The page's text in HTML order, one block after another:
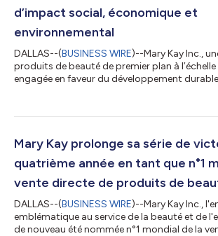
d’impact social, économique et
environnemental
DALLAS--(BUSINESS WIRE)--Mary Kay Inc.,
produits de beauté de premier plan à
engagée en faveur du développement
(2026 Sustainability Report). Ce rapport
célèbre les réalisations de 2025 et met en
avancées qui continuent de générer un i...
Mary Kay prolonge sa série de
quatrième année en tant que n°1
vente directe de produits de
DALLAS--(BUSINESS WIRE)--Mary Kay Inc.,
emblématique au service de la beauté et de
de nouveau été nommée n°1 mondial de la